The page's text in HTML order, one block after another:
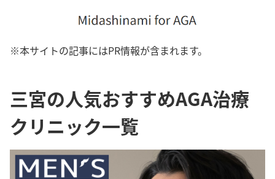
※本サイトの記事にはPR情報が含まれます。
三宮の人気おすすめAGA治療
クリニック一覧